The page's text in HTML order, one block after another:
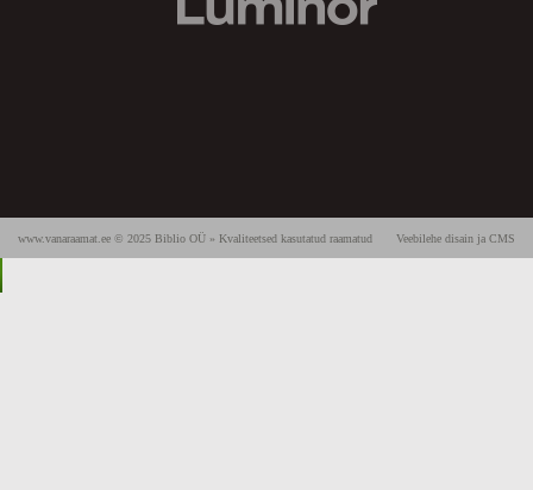
Veebilehe disain ja CMS
www.vanaraamat.ee © 2025 Biblio OÜ » Kvaliteetsed kasutatud raamatud